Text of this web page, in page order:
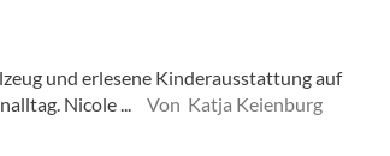
und erlesene Kinderausstattung auf
Nicole ...
Von Katja Keienburg